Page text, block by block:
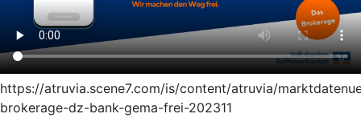
https://atruvia.scene7.com/is/content/atruvia/
brokerage-dz-bank-gema-frei-202311